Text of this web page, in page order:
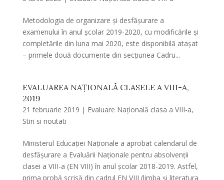
Metodologia de organizare și desfășurare a
examenului în anul școlar 2019-2020, cu modificările și
completările din luna mai 2020, este disponibilă atașat
– primele două documente din secțiunea Cadru...
EVALUAREA NAȚIONALĂ CLASELE A VIII-A,
2019
21 februarie 2019 | Evaluare Națională clasa a VIII-a,
Stiri si noutati
Ministerul Educației Naționale a aprobat calendarul de
desfăşurare a Evaluării Naţionale pentru absolvenții
clasei a VIII-a (EN VIII) în anul şcolar 2018-2019. Astfel,
prima probă scrisă din cadrul EN VIII (limba şi literatura